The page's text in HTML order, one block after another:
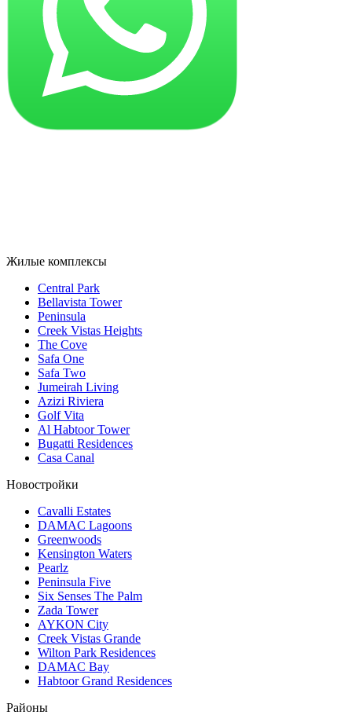
Жилые комплексы
Central Park
Bellavista Tower
Peninsula
Creek Vistas Heights
The Cove
Safa One
Safa Two
Jumeirah Living
Azizi Riviera
Golf Vita
Al Habtoor Tower
Bugatti Residences
Casa Canal
Новостройки
Cavalli Estates
DAMAC Lagoons
Greenwoods
Kensington Waters
Pearlz
Peninsula Five
Six Senses The Palm
Zada Tower
AYKON City
Creek Vistas Grande
Wilton Park Residences
DAMAC Bay
Habtoor Grand Residences
Районы